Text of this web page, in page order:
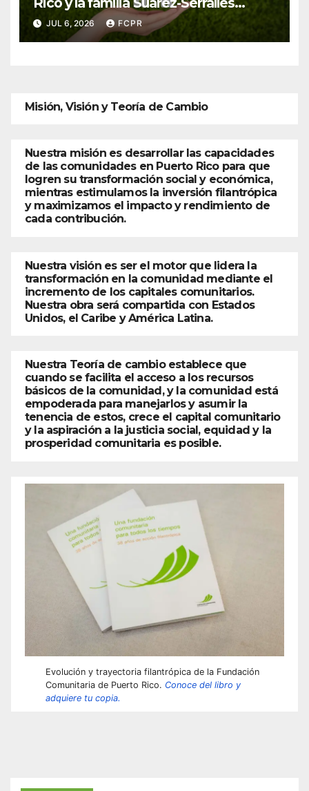
anuncian convocatoria para fortalecer
hogares y albergues infantiles
JUL 6, 2026 FCPR
Misión, Visión y Teoría de Cambio
Nuestra misión es desarrollar las capacidades
de las comunidades en Puerto Rico para que
logren su transformación social y económica,
mientras estimulamos la inversión filantrópica
y maximizamos el impacto y rendimiento de
cada contribución.
Nuestra visión es ser el motor que lidera la
transformación en la comunidad mediante el
incremento de los capitales comunitarios.
Nuestra obra será compartida con Estados
Unidos, el Caribe y América Latina.
Nuestra Teoría de cambio establece que
cuando se facilita el acceso a los recursos
básicos de la comunidad, y la comunidad está
empoderada para manejarlos y asumir la
tenencia de estos, crece el capital comunitario
y la aspiración a la justicia social, equidad y la
prosperidad comunitaria es posible.
Evolución y trayectoria filantrópica de la Fundación
Comunitaria de Puerto Rico. Conoce del libro y
adquiere tu copia.